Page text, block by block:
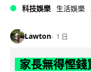
科技娛樂 生活娛樂
Lawton 1 日
家長無得慳錢